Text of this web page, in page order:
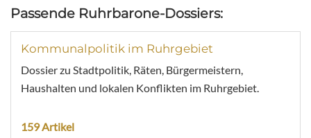
Passende Ruhrbarone-Dossiers:
Kommunalpolitik im Ruhrgebiet
Dossier zu Stadtpolitik, Räten, Bürgermeistern,
Haushalten und lokalen Konflikten im Ruhrgebiet.
159 Artikel